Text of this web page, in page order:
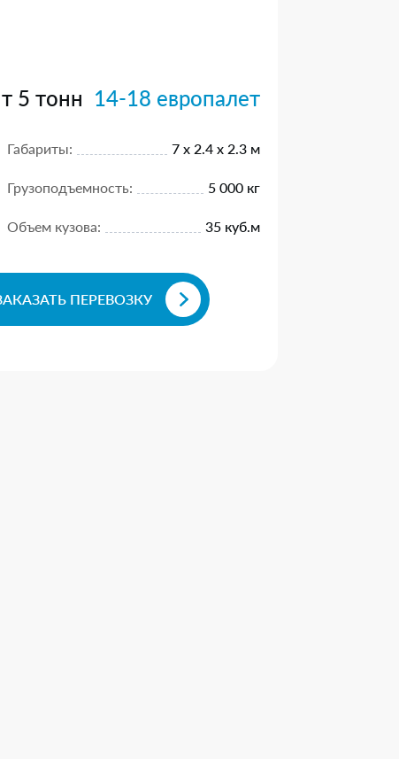
5 тонн 14-18 европалет
Габариты: 7 х 2.4 х 2.3 м
Грузоподъемность: 5 000 кг
Объем кузова: 35 куб.м
ПЕРЕВОЗКУ